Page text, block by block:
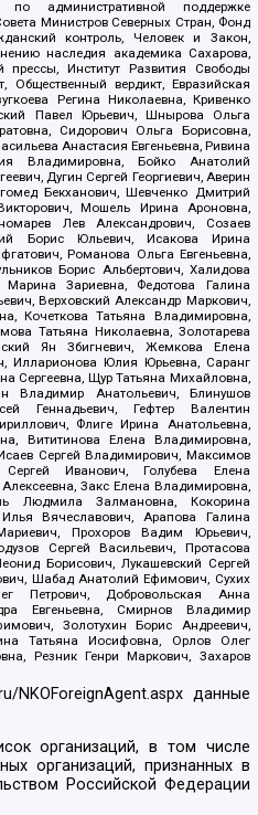
по административной поддержке
Министров Северных Стран, Фонд
контроль, Человек и Закон,
наследия академика Сахарова,
Институт Развития Свободы
Общественный вердикт, Евразийская
Регина Николаевна, Кривенко
Павел Юрьевич, Шнырова Ольга
Сидорович Ольга Борисовна,
Анастасия Евгеньевна, Ривина
Владимировна, Бойко Анатолий
Дугин Сергей Георгиевич, Аверин
Бекханович, Шевченко Дмитрий
Мошель Ирина Ароновна,
Лев Александрович, Созаев
Борис Юльевич, Исакова Ирина
Романова Ольга Евгеньевна,
Борис Альбертович, Халидова
Зариевна, Федотова Галина
Верховский Александр Маркович,
Кочеткова Татьяна Владимировна,
Татьяна Николаевна, Золотарева
Ян Збигневич, Жемкова Елена
Илларионова Юлия Юрьевна, Саранг
Сергеевна, Щур Татьяна Михайловна,
Владимир Анатольевич, Блинушов
Геннадьевич, Гефтер Валентин
Флиге Ирина Анатольевна,
Вититинова Елена Владимировна,
Сергей Владимирович, Максимов
Иванович, Голубева Елена
Закс Елена Владимировна,
Людмила Залмановна, Кокорина
Вячеславович, Арапова Галина
Прохоров Вадим Юрьевич,
Сергей Васильевич, Протасова
Борисович, Лукашевский Сергей
Шабад Анатолий Ефимович, Сухих
Петрович, Добровольская Анна
Евгеньевна, Смирнов Владимир
Золотухин Борис Андреевич,
Татьяна Иосифовна, Орлов Олег
Резник Генри Маркович, Захаров
NKOForeignAgent.aspxданные
организаций, в том числе
организаций, признанных в
Российской Федерации